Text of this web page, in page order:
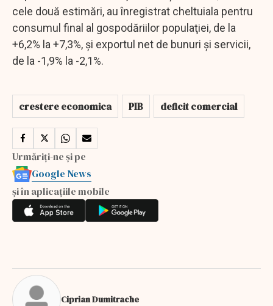
cele două estimări, au înregistrat cheltuiala pentru
consumul final al gospodăriilor populaţiei, de la
+6,2% la +7,3%, şi exportul net de bunuri şi servicii,
de la -1,9% la -2,1%.
crestere economica PIB deficit comercial
Urmăriți-ne și pe
Google News
și în aplicațiile mobile
Ciprian Dumitrache